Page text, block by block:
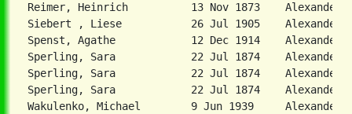
Reimer, Heinrich          13 Nov 1873
Siebert , Liese           26 Jul 1905
Spenst, Agathe            12 Dec 1914
Sperling, Sara            22 Jul 1874
Sperling, Sara            22 Jul 1874
Sperling, Sara            22 Jul 1874
Wakulenko, Michael        9 Jun 1939